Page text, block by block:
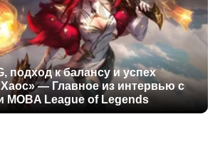
подход к балансу и успех
— Главное из интервью с
MOBA League of Legends